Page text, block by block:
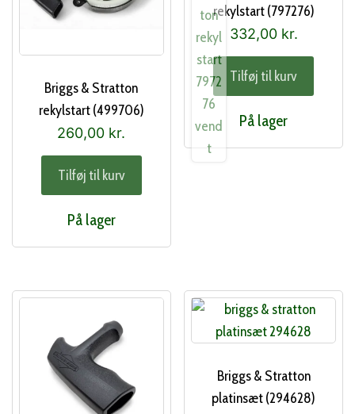
Briggs & Stratton
rekylstart (499706)
260,00 kr.
Tilføj til kurv
På lager
rekylstart (797276)
332,00 kr.
Tilføj til kurv
På lager
Briggs & Stratton
platinsæt (294628)